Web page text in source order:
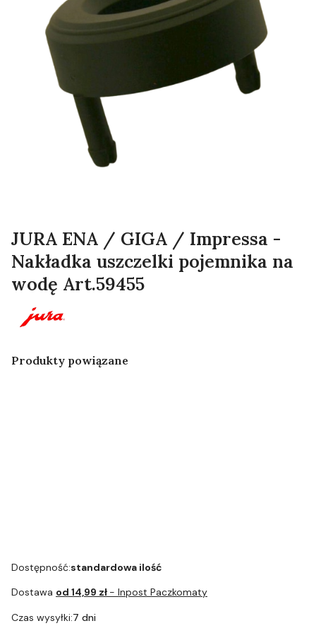
JURA ENA / GIGA / Impressa -
Nakładka uszczelki pojemnika na
wodę Art.59455
Produkty powiązane
Dostępność:standardowa ilość
Dostawa od 14,99 zł - Inpost Paczkomaty
Czas wysyłki:7 dni